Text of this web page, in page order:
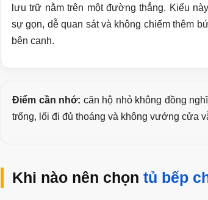
lưu trữ nằm trên một đường thẳng. Kiểu
sự gọn, dễ quan sát và không chiếm thêm
bên cạnh.
Điểm cần nhớ: căn hộ nhỏ không đồng
trống, lối đi đủ thoáng và không vướng cửa
Khi nào nên chọn tủ bếp